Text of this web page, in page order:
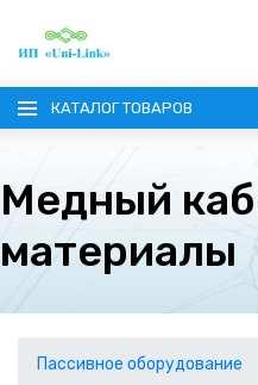
КАТАЛОГ ТОВАРОВ
О КОМПАНИИ
Медный
материалы
Пассивное оборудование